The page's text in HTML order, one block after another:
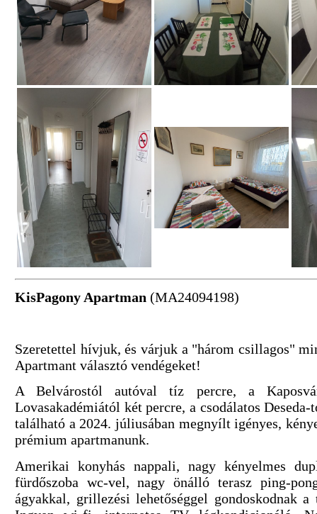
KisPagony Apartman (MA24094198)
Szeretettel hívjuk, és várjuk a "három csillagos"
Apartmant választó vendégeket!
A Belvárostól autóval tíz percre, a
Lovasakadémiától két percre, a csodálatos Deseda-
található a 2024. júliusában megnyílt igényes,
prémium apartmanunk.
Amerikai konyhás nappali, nagy kényelmes
fürdőszoba wc-vel, nagy önálló terasz ping-
ágyakkal, grillezési lehetőséggel gondoskodnak